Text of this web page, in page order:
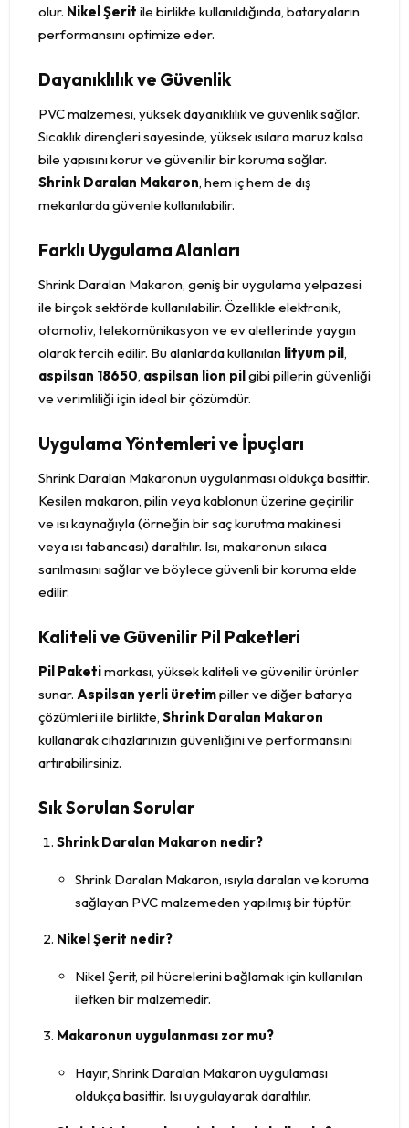
olur. Nikel Şerit ile birlikte kullanıldığında, bataryaların
performansını optimize eder.
Dayanıklılık ve Güvenlik
PVC malzemesi, yüksek dayanıklılık ve güvenlik sağlar.
Sıcaklık dirençleri sayesinde, yüksek ısılara maruz kalsa
bile yapısını korur ve güvenilir bir koruma sağlar.
Shrink Daralan Makaron, hem iç hem de dış
mekanlarda güvenle kullanılabilir.
Farklı Uygulama Alanları
Shrink Daralan Makaron, geniş bir uygulama yelpazesi
ile birçok sektörde kullanılabilir. Özellikle elektronik,
otomotiv, telekomünikasyon ve ev aletlerinde yaygın
olarak tercih edilir. Bu alanlarda kullanılan lityum pil,
aspilsan 18650, aspilsan lion pilgibi pillerin güvenliği
ve verimliliği için ideal bir çözümdür.
Uygulama Yöntemleri ve İpuçları
Shrink Daralan Makaronun uygulanması oldukça basittir.
Kesilen makaron, pilin veya kablonun üzerine geçirilir
ve ısı kaynağıyla (örneğin bir saç kurutma makinesi
veya ısı tabancası) daraltılır. Isı, makaronun sıkıca
sarılmasını sağlar ve böylece güvenli bir koruma elde
edilir.
Kaliteli ve Güvenilir Pil Paketleri
Pil Paketimarkası, yüksek kaliteli ve güvenilir ürünler
sunar. Aspilsan yerli üretimpiller ve diğer batarya
çözümleri ile birlikte, Shrink Daralan Makaron
kullanarak cihazlarınızın güvenliğini ve performansını
artırabilirsiniz.
Sık Sorulan Sorular
Shrink Daralan Makaron nedir?
Shrink Daralan Makaron, ısıyla daralan ve koruma
sağlayan PVC malzemeden yapılmış bir tüptür.
Nikel Şerit nedir?
Nikel Şerit, pil hücrelerini bağlamak için kullanılan
iletken bir malzemedir.
Makaronun uygulanması zor mu?
Hayır, Shrink Daralan Makaron uygulaması
oldukça basittir. Isı uygulayarak daraltılır.